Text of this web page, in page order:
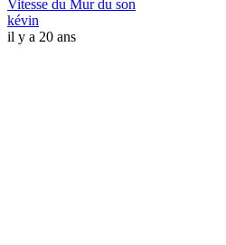
Vitesse du Mur du son
kévin
il y a 20 ans